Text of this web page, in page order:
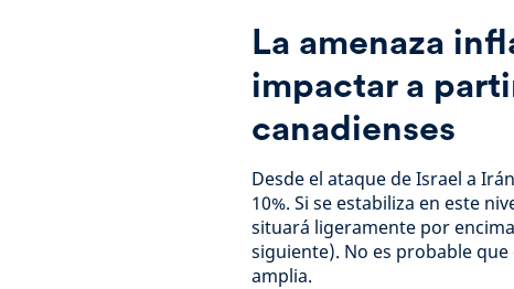
La amenaza
impactar a
canadienses
Desde el ataque de Israel a
10%. Si se estabiliza en este
situará ligeramente por
siguiente). No es probable
amplia.